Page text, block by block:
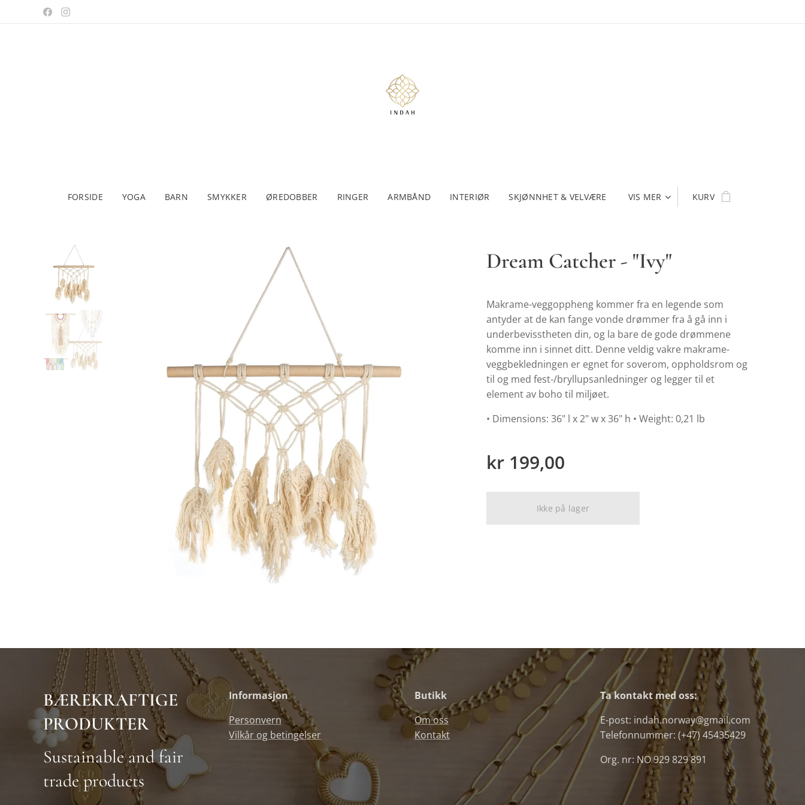
FORSIDE YOGA BARN SMYKKER ØREDOBBER RINGER ARMBÅND INTERIØR SKJØNNHET & VELVÆRE VIS MER KURV
Dream Catcher - "Ivy"
Makrame-veggoppheng kommer fra en legende som
antyder at de kan fange vonde drømmer fra å gå inn i
underbevisstheten din, og la bare de gode drømmene
komme inn i sinnet ditt. Denne veldig vakre makrame-
veggbekledningen er egnet for soverom, oppholdsrom og
til og med fest-/bryllupsanledninger og legger til et
element av boho til miljøet.
• Dimensions: 36" l x 2" w x 36" h • Weight: 0,21 lb
kr 199,00
Ikke på lager
BÆREKRAFTIGE
PRODUKTER
Sustainable and fair
trade products
Informasjon
Personvern
Vilkår og betingelser
Butikk
Om oss
Kontakt
Ta kontakt med oss:
E-post: indah.norway@gmail.com
Telefonnummer: (+47) 45435429
Org. nr: NO 929 829 891